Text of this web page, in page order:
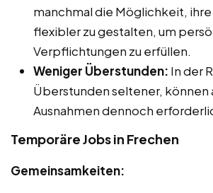
manchmal die Möglichkeit,
flexibler zu gestalten, um
Verpflichtungen zu erfüllen.
Weniger Überstunden: In der
Überstunden seltener, können
Ausnahmen dennoch
Temporäre Jobs in Frechen
Gemeinsamkeiten: